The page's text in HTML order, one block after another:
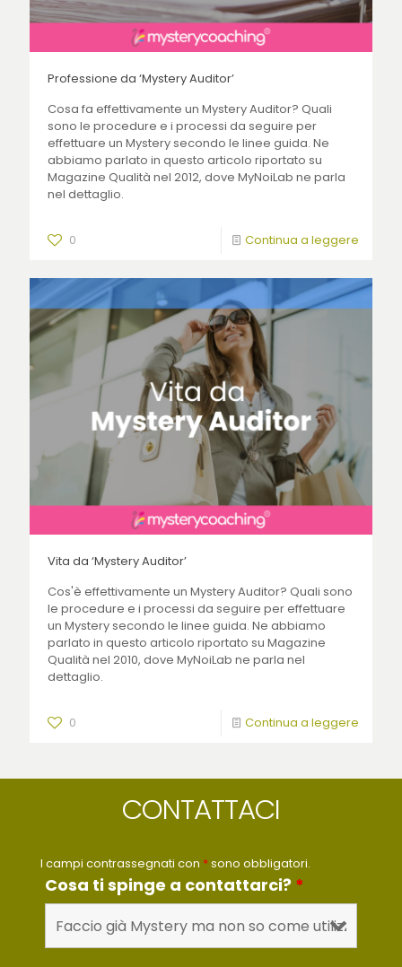
Professione da ‘Mystery Auditor’
Cosa fa effettivamente un Mystery Auditor? Quali
sono le procedure e i processi da seguire per
effettuare un Mystery secondo le linee guida. Ne
abbiamo parlato in questo articolo riportato su
Magazine Qualità nel 2012, dove MyNoiLab ne parla
nel dettaglio.
0 Continua a leggere
Vita da ‘Mystery Auditor’
Cos'è effettivamente un Mystery Auditor? Quali sono
le procedure e i processi da seguire per effettuare
un Mystery secondo le linee guida. Ne abbiamo
parlato in questo articolo riportato su Magazine
Qualità nel 2010, dove MyNoiLab ne parla nel
dettaglio.
0 Continua a leggere
CONTATTACI
I campi contrassegnati con *sono obbligatori.
Cosa ti spinge a contattarci? *